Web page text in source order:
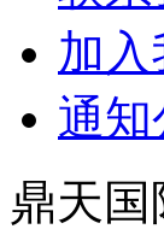
加入
通知
鼎天国